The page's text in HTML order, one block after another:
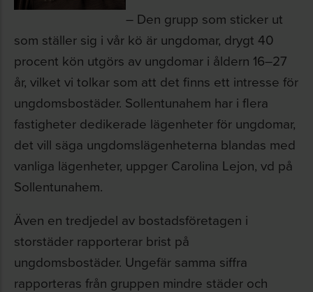
– Den grupp som sticker ut
som ställer sig i vår kö är ungdomar, drygt 40
procent kön utgörs av ungdomar i åldern 16–27
år, vilket vi tolkar som att det finns ett intresse för
ungdomsbostäder. Sollentunahem har i flera
fastigheter dedikerade lägenheter för ungdomar,
det vill säga ungdomslägenheterna blandas med
vanliga lägenheter, uppger Carolina Lejon, vd på
Sollentunahem.
Även en tredjedel av bostadsföretagen i
storstäder rapporterar brist på
ungdomsbostäder. Ungefär samma siffra
rapporteras från gruppen mindre städer och